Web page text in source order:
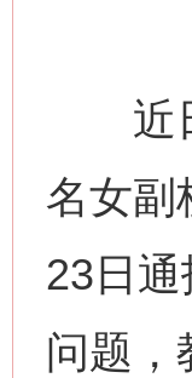
近日
名女副
23日
问题，